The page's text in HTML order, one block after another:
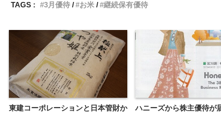
TAGS :
3月優待 お米 継続保有優待
東建コーポレーションと日本管財か
ハニーズから株主優待が